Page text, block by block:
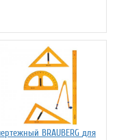
BRAUBERG для